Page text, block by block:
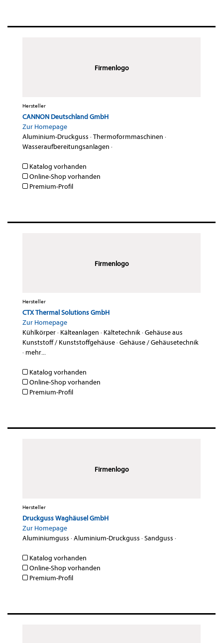
Firmenlogo
Hersteller
CANNON Deutschland GmbH
Zur Homepage
Aluminium-Druckguss ·Thermoformmaschinen ·
Wasseraufbereitungsanlagen ·
Katalog vorhanden
Online-Shop vorhanden
Premium-Profil
Firmenlogo
Hersteller
CTX Thermal Solutions GmbH
Zur Homepage
Kühlkörper· Kälteanlagen · Kältetechnik·Gehäuse aus
Kunststoff / Kunststoffgehäuse·Gehäuse / Gehäusetechnik
· mehr...
Katalog vorhanden
Online-Shop vorhanden
Premium-Profil
Firmenlogo
Hersteller
Druckguss Waghäusel GmbH
Zur Homepage
Aluminiumguss ·Aluminium-Druckguss ·Sandguss ·
Katalog vorhanden
Online-Shop vorhanden
Premium-Profil